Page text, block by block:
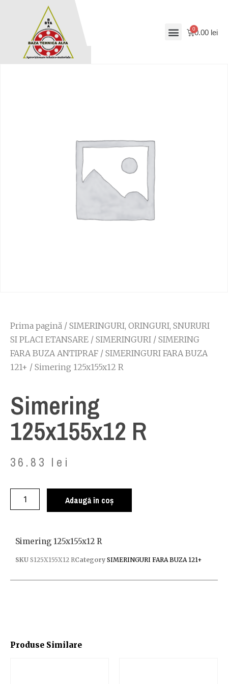
0.00 lei
Prima pagină / SIMERINGURI, ORINGURI, SNURURI
SI PLACI ETANSARE / SIMERINGURI / SIMERING
FARA BUZA ANTIPRAF / SIMERINGURI FARA BUZA
121+ / Simering 125x155x12 R
Simering
125x155x12 R
36.83 lei
Adaugă în coș
Produse Similare
Simering 125x155x12 R
SKU S125X155X12 RCategory SIMERINGURI FARA BUZA 121+